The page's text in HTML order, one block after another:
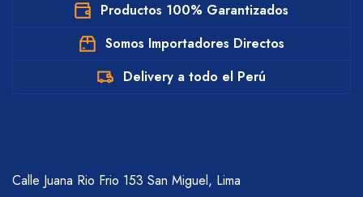
Productos 100% Garantizados
Somos Importadores Directos
Delivery a todo el Perú
Calle Juana Rio Frio 153 San Miguel, Lima